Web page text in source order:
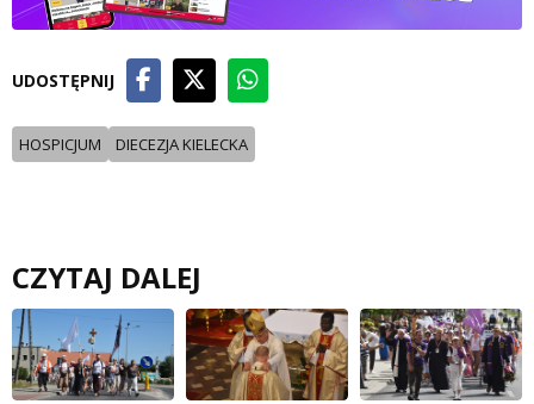
UDOSTĘPNIJ
HOSPICJUM DIECEZJA KIELECKA
CZYTAJ DALEJ